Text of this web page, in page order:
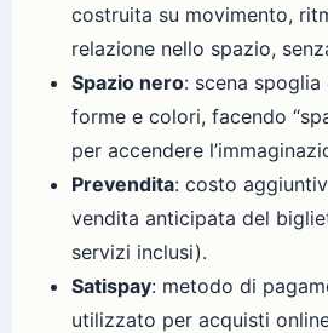
costruita su movimento,
relazione nello spazio,
Spazio nero: scena spoglia
forme e colori, facendo
per accendere
Prevendita: costo
vendita anticipata del
servizi inclusi).
Satispay: metodo di
utilizzato per acquisti